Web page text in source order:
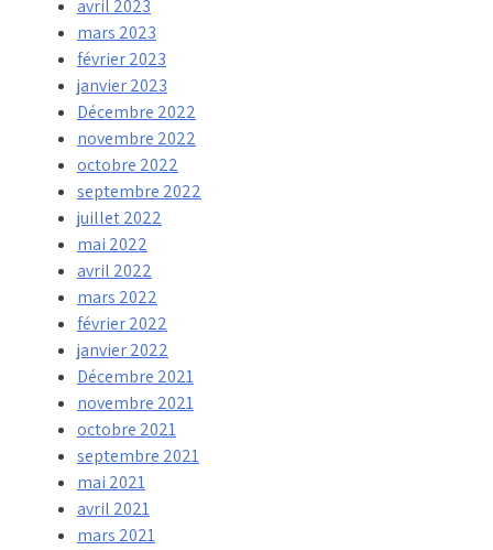
avril 2023
mars 2023
février 2023
janvier 2023
Décembre 2022
novembre 2022
octobre 2022
septembre 2022
juillet 2022
mai 2022
avril 2022
mars 2022
février 2022
janvier 2022
Décembre 2021
novembre 2021
octobre 2021
septembre 2021
mai 2021
avril 2021
mars 2021